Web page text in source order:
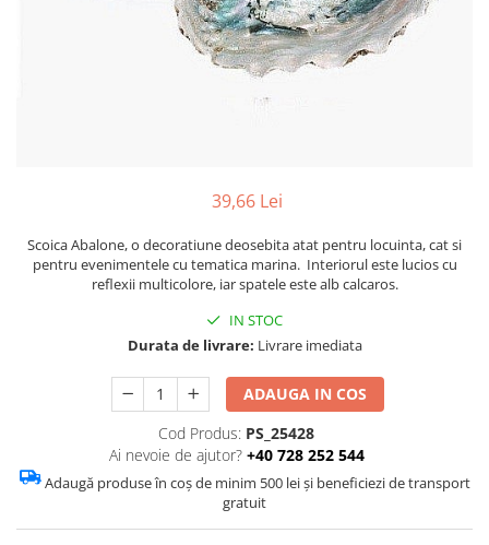
Barci, vapoare, ambarcatiuni
39,66 Lei
Scoica Abalone, o decoratiune deosebita atat pentru locuinta, cat si
pentru evenimentele cu tematica marina. Interiorul este lucios cu
reflexii multicolore, iar spatele este alb calcaros.
IN STOC
Durata de livrare: Livrare imediata
ADAUGA IN COS
Cod Produs: PS_25428
Ai nevoie de ajutor? +40 728 252 544
Adaugă produse în coș de minim 500 lei și beneficiezi de transport
gratuit